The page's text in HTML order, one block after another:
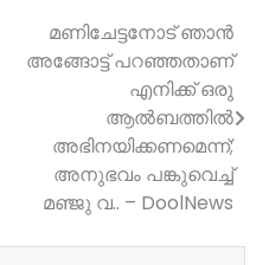
മണിചേട്ടനോട് ഞാന്‍
അങ്ങോട്ട് പറഞ്ഞതാണ്
എനിക്ക് ഒരു
ആല്‍ബത്തില്‍
അഭിനയിക്കണമെന്ന്;
അനുഭവം പങ്കുവെച്ച്
മഞ്ജു വ.. – DoolNews